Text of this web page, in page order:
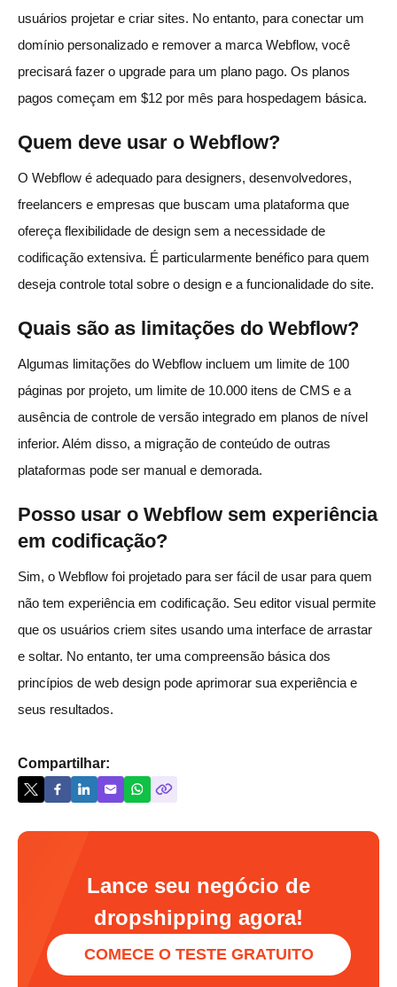
usuários projetar e criar sites. No entanto, para conectar um
domínio personalizado e remover a marca Webflow, você
precisará fazer o upgrade para um plano pago. Os planos
pagos começam em $12 por mês para hospedagem básica.
Quem deve usar o Webflow?
O Webflow é adequado para designers, desenvolvedores,
freelancers e empresas que buscam uma plataforma que
ofereça flexibilidade de design sem a necessidade de
codificação extensiva. É particularmente benéfico para quem
deseja controle total sobre o design e a funcionalidade do site.
Quais são as limitações do Webflow?
Algumas limitações do Webflow incluem um limite de 100
páginas por projeto, um limite de 10.000 itens de CMS e a
ausência de controle de versão integrado em planos de nível
inferior. Além disso, a migração de conteúdo de outras
plataformas pode ser manual e demorada.
Posso usar o Webflow sem experiência
em codificação?
Sim, o Webflow foi projetado para ser fácil de usar para quem
não tem experiência em codificação. Seu editor visual permite
que os usuários criem sites usando uma interface de arrastar
e soltar. No entanto, ter uma compreensão básica dos
princípios de web design pode aprimorar sua experiência e
seus resultados.
Compartilhar:
Lance seu negócio de
dropshipping agora!
COMECE O TESTE GRATUITO